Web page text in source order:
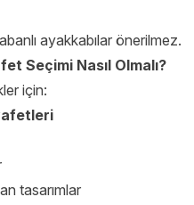
ayakkabılar önerilmez.
Seçimi Nasıl Olmalı?
için:
tasarımlar